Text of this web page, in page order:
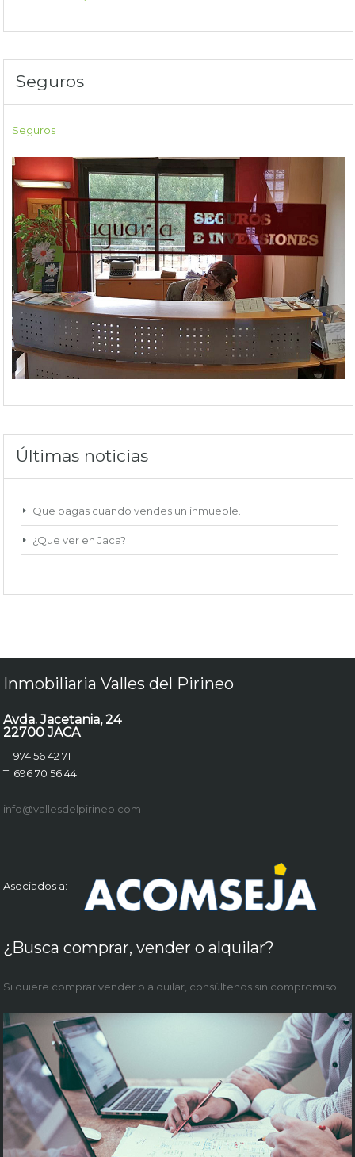
Seguros
Seguros
Últimas noticias
Que pagas cuando vendes un inmueble.
¿Que ver en Jaca?
Inmobiliaria Valles del Pirineo
Avda. Jacetania, 24
22700 JACA
T. 974 56 42 71
T. 696 70 56 44
info@vallesdelpirineo.com
Asociados a:
¿Busca comprar, vender o alquilar?
Si quiere comprar vender o alquilar, consúltenos sin compromiso